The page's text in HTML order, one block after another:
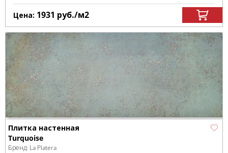
Цена: 1931 руб./м2
Плитка настенная
Turquoise
Бренд: La Platera